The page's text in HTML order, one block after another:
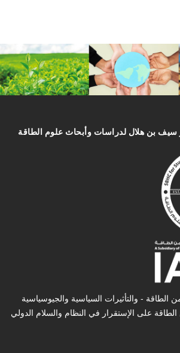
سیف بن هلال لدراسات وأبحاث علوم الطاقة
الطاقة - والتأثیرات السیاسیة والجیوسیاسیة
الطاقة على الإستقرار في النظام والسلام الدولي